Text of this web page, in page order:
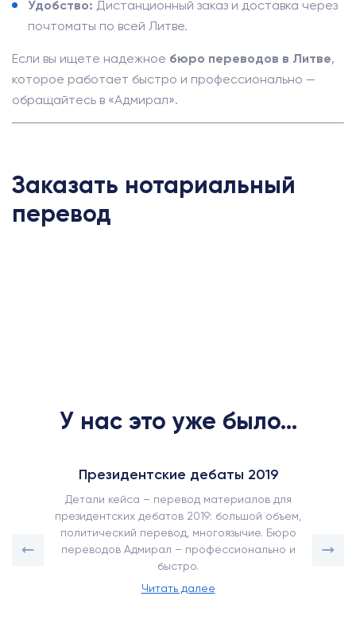
Удобство: Дистанционный заказ и доставка через
почтоматы по всей Литве.
Если вы ищете надежное бюро переводов в Литве,
которое работает быстро и профессионально —
обращайтесь в «Адмирал».
Заказать нотариальный
перевод
У нас это уже было...
Президентские дебаты 2019
Детали кейса – перевод материалов для
президентских дебатов 2019: большой объем,
политический перевод, многоязычие. Бюро
переводов Адмирал – профессионально и
быстро.
Читать далее